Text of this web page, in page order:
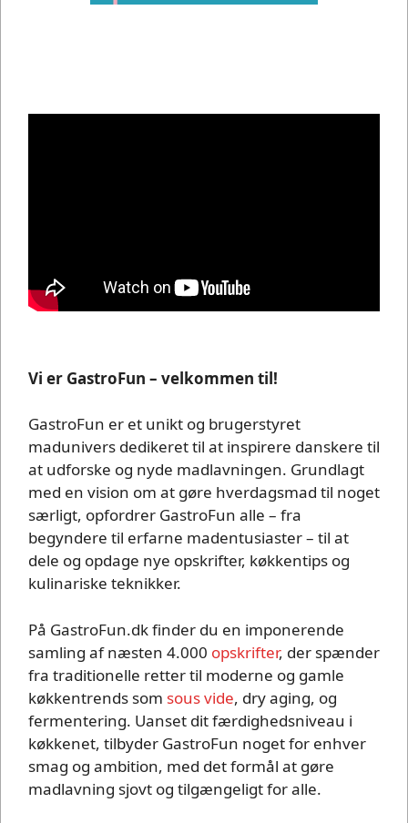
Vi er GastroFun – velkommen til!
GastroFun er et unikt og brugerstyret
madunivers dedikeret til at inspirere danskere til
at udforske og nyde madlavningen. Grundlagt
med en vision om at gøre hverdagsmad til noget
særligt, opfordrer GastroFun alle – fra
begyndere til erfarne madentusiaster – til at
dele og opdage nye opskrifter, køkkentips og
kulinariske teknikker.
På GastroFun.dk finder du en imponerende
samling af næsten 4.000 opskrifter, der spænder
fra traditionelle retter til moderne og gamle
køkkentrends som sous vide, dry aging, og
fermentering. Uanset dit færdighedsniveau i
køkkenet, tilbyder GastroFun noget for enhver
smag og ambition, med det formål at gøre
madlavning sjovt og tilgængeligt for alle.